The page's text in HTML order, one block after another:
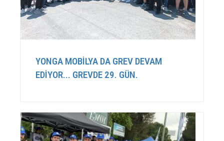
YONGA MOBİLYA DA GREV DEVAM
EDİYOR... GREVDE 29. GÜN.